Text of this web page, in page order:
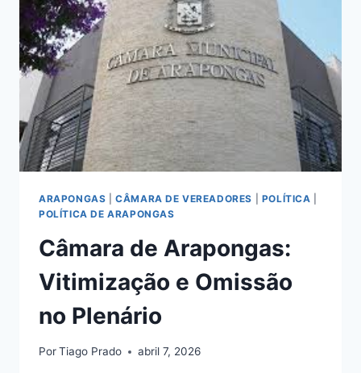
ARAPONGAS |CÂMARA DE VEREADORES POLÍTICA
POLÍTICA DE ARAPONGAS
Câmara de Arapongas:
Vitimização e Omissão
no Plenário
PorTiago Prado abril 7, 2026